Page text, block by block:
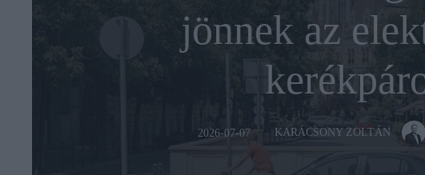
jönnek az
2026-07-07 KARÁCSONY ZOLTÁN